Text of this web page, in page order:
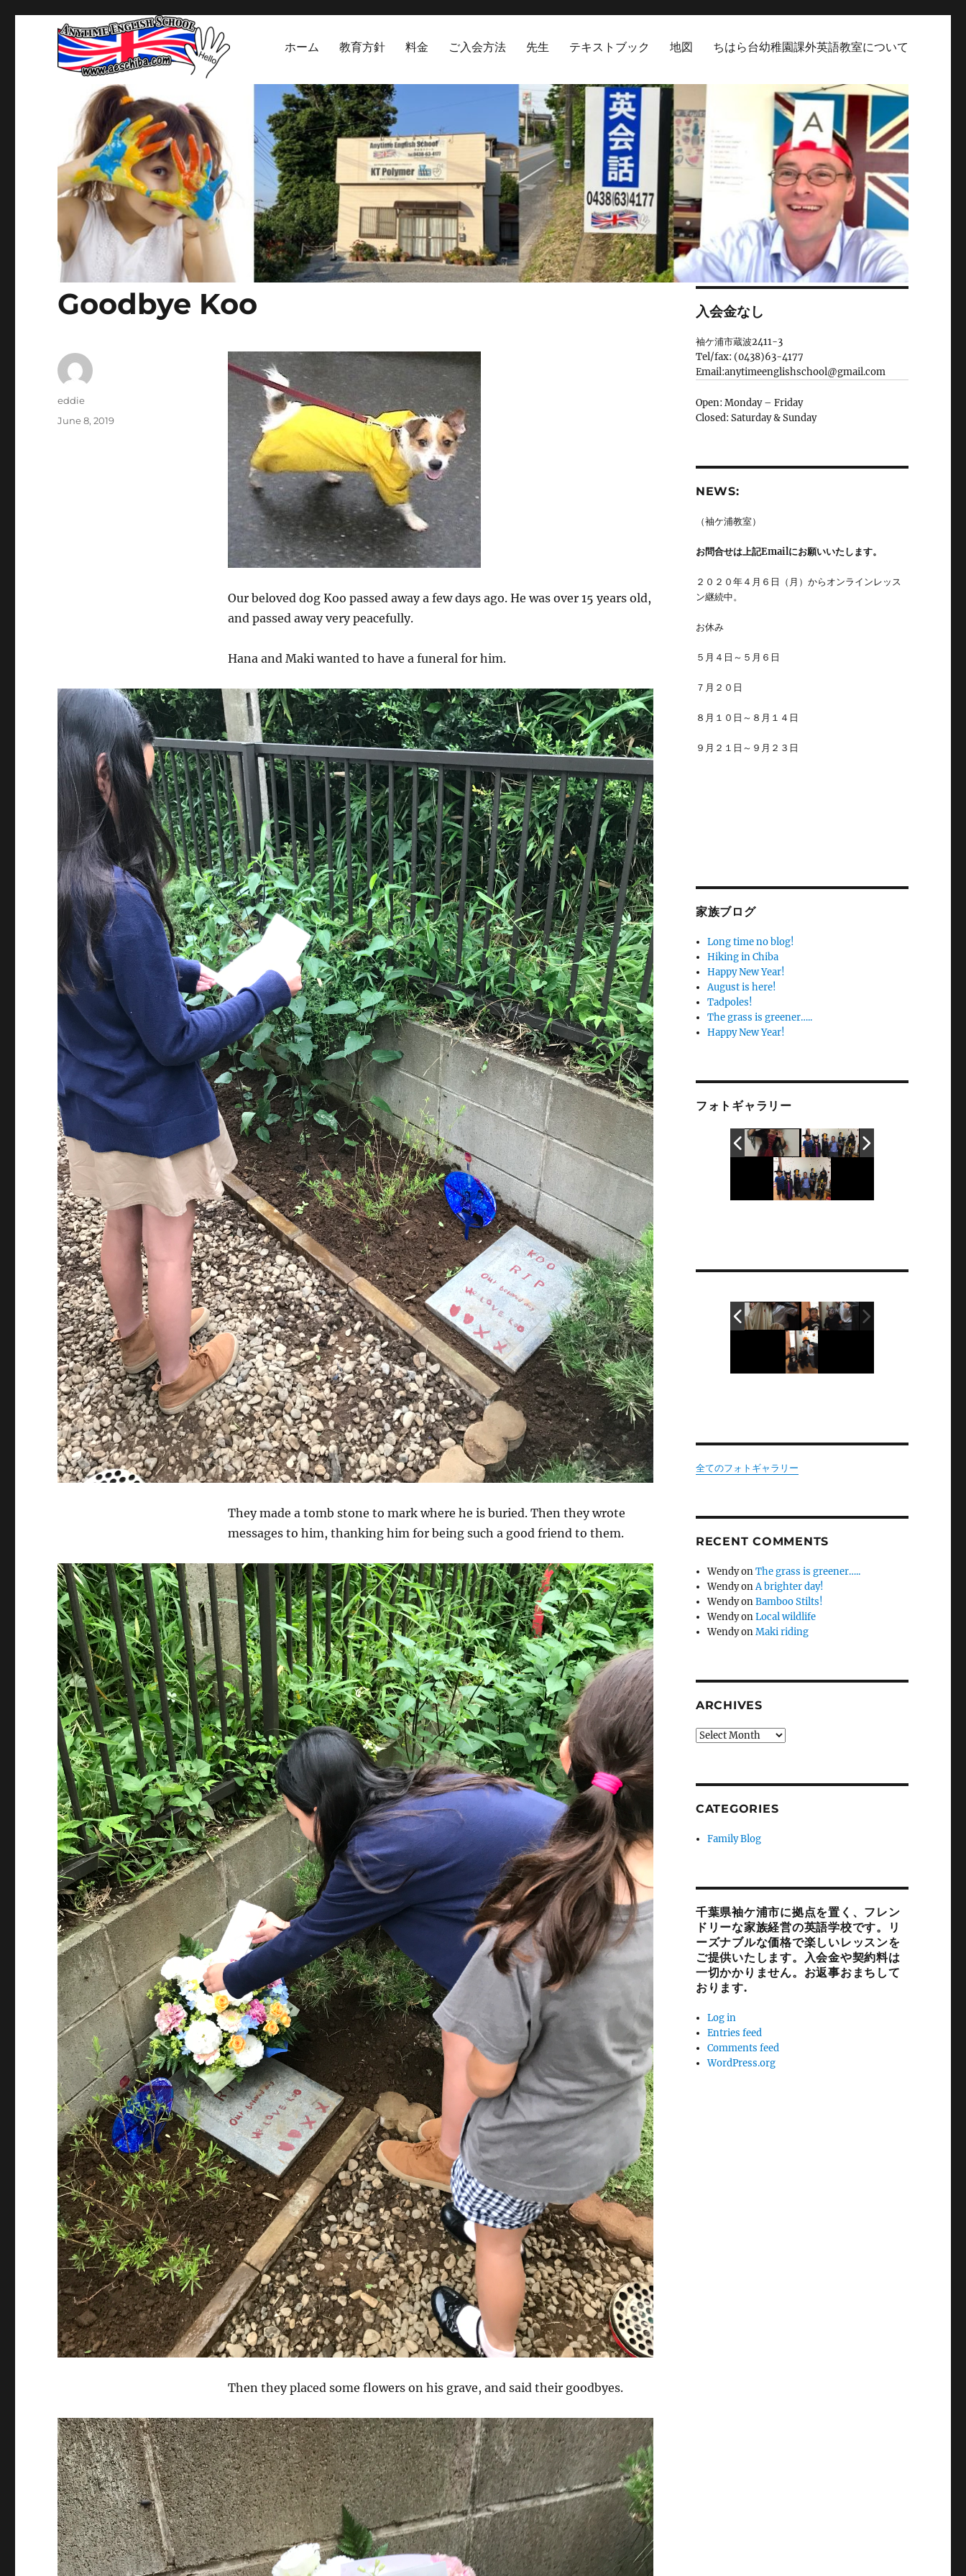
Anytime English School 袖ヶ浦市英会話スクール
Welcome to our English School's website
ホーム 教育方針 料金 ご入会方法 先生 テキストブック 地図 ちはら台幼稚園課外英語教室について
Goodbye Koo
Our beloved dog Koo passed away a few days ago. He was over 15 years old,
and passed away very peacefully.
Hana and Maki wanted to have a funeral for him.
They made a tomb stone to mark where he is buried. Then they wrote
messages to him, thanking him for being such a good friend to them.
Then they placed some flowers on his grave, and said their goodbyes.
Author
eddie
Posted
June 8, 2019
入会金なし
袖ケ浦市蔵波2411-3
Tel/fax: (0438)63-4177
Email:anytimeenglishschool@gmail.com
Open: Monday – Friday
Closed: Saturday & Sunday
NEWS:
（袖ケ浦教室）
お問合せは上記Emailにお願いいたします。
２０２０年４月６日（月）からオンラインレッス
ン継続中。
お休み
５月４日～５月６日
７月２０日
８月１０日～８月１４日
９月２１日～９月２３日
家族ブログ
Long time no blog!
Hiking in Chiba
Happy New Year!
August is here!
Tadpoles!
The grass is greener…..
Happy New Year!
フォトギャラリー
全てのフォトギャラリー
RECENT COMMENTS
WendyonThe grass is greener…..
WendyonA brighter day!
WendyonBamboo Stilts!
WendyonLocal wildlife
WendyonMaki riding
ARCHIVES
Archives
CATEGORIES
Family Blog
千葉県袖ケ浦市に拠点を置く、フレン
ドリーな家族経営の英語学校です。リ
ーズナブルな価格で楽しいレッスンを
ご提供いたします。入会金や契約料は
一切かかりません。お返事おまちして
おります.
Log in
Entries feed
Comments feed
WordPress.org